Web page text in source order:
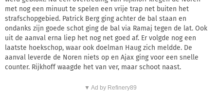
met nog een minuut te spelen een vrije trap net buiten het
strafschopgebied. Patrick Berg ging achter de bal staan en
ondanks zijn goede schot ging de bal via Ramaj tegen de lat. Ook
uit de aanval erna liep het nog net goed af. Er volgde nog een
laatste hoekschop, waar ook doelman Haug zich meldde. De
aanval leverde de Noren niets op en Ajax ging voor een snelle
counter. Rijkhoff waagde het van ver, maar schoot naast.
▼ Ad by Refinery89